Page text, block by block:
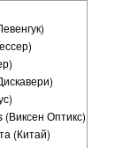
(Виксен Оптикс)
(Китай)